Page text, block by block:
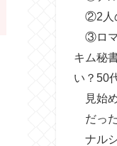
②2人
③ロ
キム秘
い？50
見始
だっ
ナル